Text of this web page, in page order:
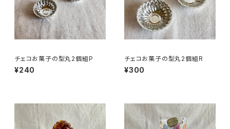
チェコお菓子の型丸2個組P
¥240
チェコお菓子の型丸2個組R
¥300